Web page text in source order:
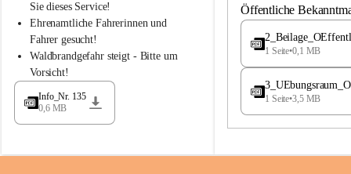
a
d
l
a
Sie dieses Service!
Ehrenamtliche Fahrerinnen und
Fahrer gesucht!
Waldbrandgefahr steigt - Bitte um
Vorsicht!
Info_Nr. 135
0,6 MB
e
a
Öffentliche
1 Seite•0,1 MB
1 Seite•3,5 MB